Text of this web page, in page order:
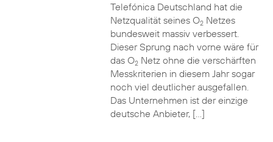
Telefónica Deutschland hat die
Netzqualität seines O2Netzes
bundesweit massiv verbessert.
Dieser Sprung nach vorne wäre für
das O2Netz ohne die verschärften
Messkriterien in diesem Jahr sogar
noch viel deutlicher ausgefallen.
Das Unternehmen ist der einzige
deutsche Anbieter, […]